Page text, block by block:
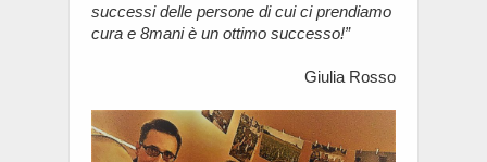
successi delle persone di cui ci prendiamo
cura e 8mani è un ottimo successo!”
Giulia Rosso